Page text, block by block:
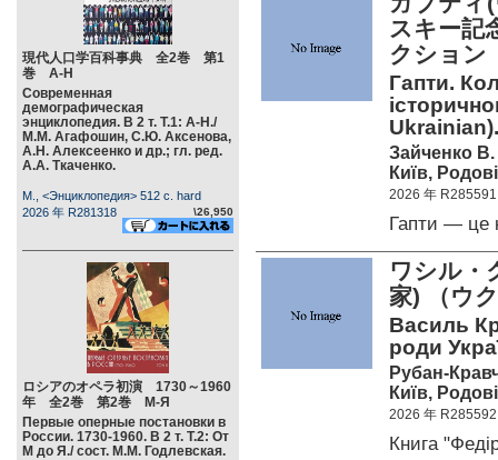
現代人口学百科事典 全2巻 第1
巻 А-Н
Современная
демографическая
энциклопедия. В 2 т. Т.1: А-Н./
М.М. Агафошин, С.Ю. Аксенова,
А.Н. Алексеенко и др.; гл. ред.
А.А. Ткаченко.
М., <Энциклопедия> 512 c. hard
2026 年 R281318
\26,950
ロシアのオペラ初演 1730～1960
年 全2巻 第2巻 М-Я
Первые оперные постановки в
России. 1730-1960. В 2 т. Т.2: От
М до Я./ сост. М.М. Годлевская.
スキー記
クショ
Гапти.
Ukrainian).
Зайченко В.
Київ,
2026 年 R285591
Гапти — це
ワシル・
家) （ウ
Василь
роди
Рубан-
Київ,
2026 年 R285592
Книга